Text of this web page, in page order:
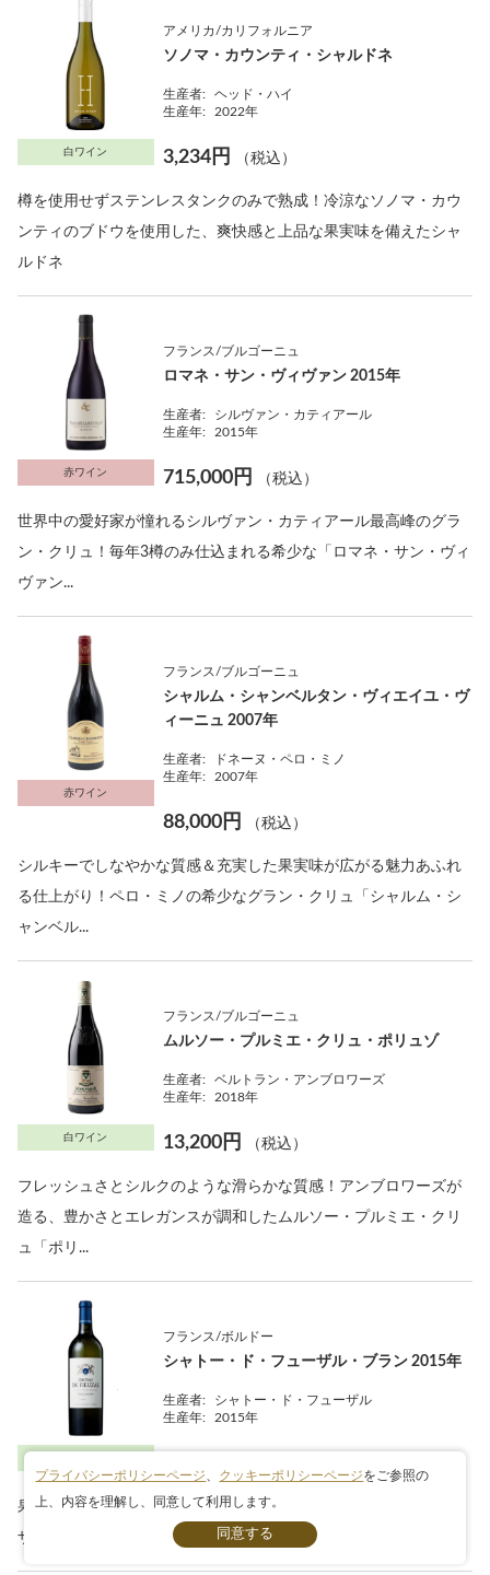
白ワイン
アメリカ/カリフォルニア
ソノマ・カウンティ・シャルドネ
生産者:
ヘッド・ハイ
生産年:
2022年
3,234円 （税込）
樽を使用せずステンレスタンクのみで熟成！冷涼なソノマ・カウ
ンティのブドウを使用した、爽快感と上品な果実味を備えたシャ
ルドネ
赤ワイン
フランス/ブルゴーニュ
ロマネ・サン・ヴィヴァン 2015年
生産者:
シルヴァン・カティアール
生産年:
2015年
715,000円 （税込）
世界中の愛好家が憧れるシルヴァン・カティアール最高峰のグラ
ン・クリュ！毎年3樽のみ仕込まれる希少な「ロマネ・サン・ヴィ
ヴァン...
赤ワイン
フランス/ブルゴーニュ
シャルム・シャンベルタン・ヴィエイユ・ヴ
ィーニュ 2007年
生産者:
ドネーヌ・ペロ・ミノ
生産年:
2007年
88,000円 （税込）
シルキーでしなやかな質感＆充実した果実味が広がる魅力あふれ
る仕上がり！ペロ・ミノの希少なグラン・クリュ「シャルム・シ
ャンベル...
白ワイン
フランス/ブルゴーニュ
ムルソー・プルミエ・クリュ・ポリュゾ
生産者:
ベルトラン・アンブロワーズ
生産年:
2018年
13,200円 （税込）
フレッシュさとシルクのような滑らかな質感！アンブロワーズが
造る、豊かさとエレガンスが調和したムルソー・プルミエ・クリ
ュ「ポリ...
フランス/ボルドー
シャトー・ド・フューザル・ブラン 2015年
生産者:
シャトー・ド・フューザル
生産年:
2015年
果実の充実感と洗練された飲み心地が美しく調和！近年のフュー
ザル・ブランを代表する良年2015年の逸品白！
プライバシーポリシーページ クッキーポリシーページをご参照の
上、内容を理解し、同意して利用します。